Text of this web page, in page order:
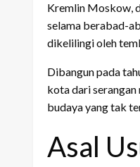
Kremlin Moskow,
selama berabad-
dikelilingi oleh
Dibangun pada
kota dari
budaya yang tak
Asal